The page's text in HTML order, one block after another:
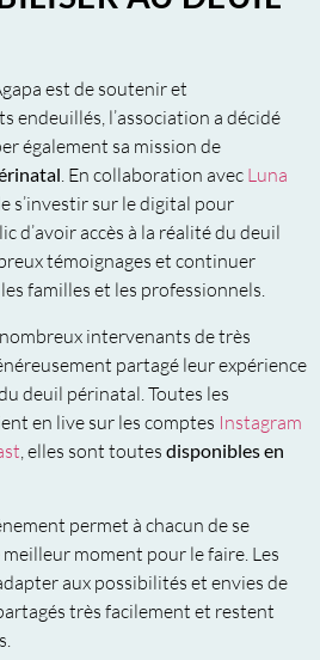
est de soutenir et
endeuillés, l’association a décidé
également sa mission de
. En collaboration avec Luna
s’investir sur le digital pour
d’avoir accès à la réalité du deuil
témoignages et continuer
familles et les professionnels.
intervenants de très
partagé leur expérience
deuil périnatal. Toutes les
en live sur les comptes Instagram
, elles sont toutes disponibles en
permet à chacun de se
moment pour le faire. Les
aux possibilités et envies de
très facilement et restent